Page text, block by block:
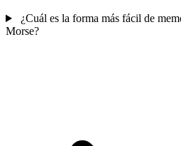
¿Cuál es la forma más fácil de
Morse?